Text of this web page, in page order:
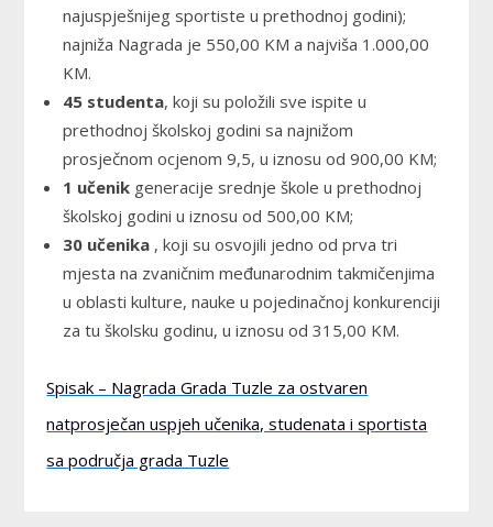
najuspješnijeg sportiste u prethodnoj godini);
najniža Nagrada je 550,00 KM a najviša 1.000,00
KM.
45 studenta, koji su položili sve ispite u
prethodnoj školskoj godini sa najnižom
prosječnom ocjenom 9,5, u iznosu od 900,00 KM;
1 učenik generacije srednje škole u prethodnoj
školskoj godini u iznosu od 500,00 KM;
30 učenika , koji su osvojili jedno od prva tri
mjesta na zvaničnim međunarodnim takmičenjima
u oblasti kulture, nauke u pojedinačnoj konkurenciji
za tu školsku godinu, u iznosu od 315,00 KM.
Spisak – Nagrada Grada Tuzle za ostvaren
natprosječan uspjeh učenika, studenata i sportista
sa područja grada Tuzle